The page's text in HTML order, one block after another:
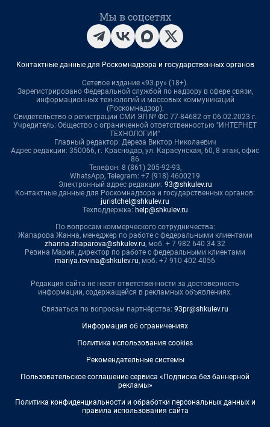
Мы в соцсетях
Контактные данные для Роскомнадзора и государственных органов
Сетевое издание «93.ру» (18+).
Зарегистрировано Федеральной службой по надзору в сфере связи,
информационных технологий и массовых коммуникаций
(Роскомнадзор).
Свидетельство о регистрации СМИ ЭЛ № ФС 77-84682 от 06.02.2023 г.
Учредитель: Общество с ограниченной ответственностью "ИНТЕРНЕТ
ТЕХНОЛОГИИ"
Главный редактор: Дереза Виктор Николаевич
Адрес редакции: 350066, г. Краснодар, ул. Карасунская, 60, 8 этаж, офис
86
Телефон: 8 (861) 205-92-93,
WhatsApp, Telegram: +7 (918) 4600219
Электронный адрес редакции: 93@shkulev.ru
Контактные данные для Роскомнадзора и государственных органов:
juristchel@shkulev.ru
Техподдержка: help@shkulev.ru
По вопросам коммерческого сотрудничества:
Жапарова Жанна, менеджер по работе с федеральными клиентами
zhanna.zhaparova@shkulev.ru, моб. + 7 982 640 34 32
Ревина Мария, директор по работе с федеральными клиентами
mariya.revina@shkulev.ru, моб. +7 910 402 4056
Редакция сайта не несет ответственности за достоверность
информации, содержащейся в рекламных объявлениях.
Связаться по вопросам партнёрства: 93pr@shkulev.ru
Информация об ограничениях
Политика использования cookies
Рекомендательные системы
Пользовательское соглашение сервиса «Подписка без баннерной
рекламы»
Политика конфиденциальности и обработки персональных данных и
правила использования сайта